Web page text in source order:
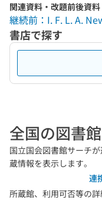
関連資料・改題前後資料
継続前：I. F. L. A.
書店で探す
全国の図書
国立国会図書館サーチ
蔵情報を表示します。
連
所蔵館、利用可否等の